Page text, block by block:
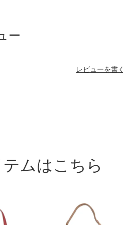
ー
レビューを書く
ムはこちら